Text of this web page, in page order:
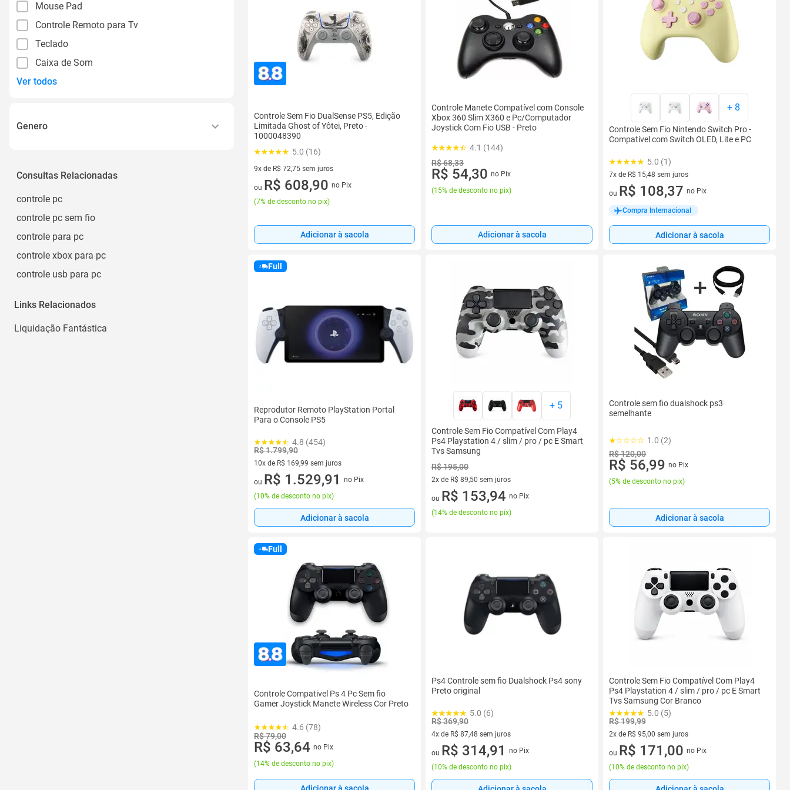
Mouse Pad
Controle Remoto para Tv
Teclado
Caixa de Som
Ver todos
Genero
Consultas Relacionadas
controle pc
controle pc sem fio
controle para pc
controle xbox para pc
controle usb para pc
Links Relacionados
Liquidação Fantástica
Controle Sem Fio DualSense PS5, Edição
Limitada Ghost of Yôtei, Preto -
1000048390
5.0 (16)
9x de R$ 72,75 sem juros
9 vez de R$ 72,75 sem juros
ou R$ 608,90 no Pix
(7% de desconto no pix)
Adicionar à sacola
Controle Manete Compatível com Console
Xbox 360 Slim X360 e Pc/Computador
Joystick Com Fio USB - Preto
4.1 (144)
R$ 68,33
R$ 54,30 no Pix
(15% de desconto no pix)
Adicionar à sacola
+ 8
Controle Sem Fio Nintendo Switch Pro -
Compatível com Switch OLED, Lite e PC
5.0 (1)
7x de R$ 15,48 sem juros
7 vez de R$ 15,48 sem juros
ou R$ 108,37 no Pix
Compra Internacional
Adicionar à sacola
Full
Reprodutor Remoto PlayStation Portal
Para o Console PS5
4.8 (454)
R$ 1.799,90
10x de R$ 169,99 sem juros
10 vez de R$ 169,99 sem juros
ou R$ 1.529,91
no Pix
(10% de desconto no pix)
Adicionar à sacola
+ 5
Controle Sem Fio Compatível Com Play4
Ps4 Playstation 4 / slim / pro / pc E Smart
Tvs Samsung
R$ 195,00
2x de R$ 89,50 sem juros
2 vez de R$ 89,50 sem juros
ou R$ 153,94 no Pix
(14% de desconto no pix)
Controle sem fio dualshock ps3
semelhante
1.0 (2)
R$ 120,00
R$ 56,99 no Pix
(5% de desconto no pix)
Adicionar à sacola
Full
Controle Compativel Ps 4 Pc Sem fio
Gamer Joystick Manete Wireless Cor Preto
4.6 (78)
R$ 79,00
R$ 63,64 no Pix
(14% de desconto no pix)
Ps4 Controle sem fio Dualshock Ps4 sony
Preto original
5.0 (6)
R$ 369,90
4x de R$ 87,48 sem juros
4 vez de R$ 87,48 sem juros
ou R$ 314,91
no Pix
(10% de desconto no pix)
Controle Sem Fio Compatível Com Play4
Ps4 Playstation 4 / slim / pro / pc E Smart
Tvs Samsung Cor Branco
5.0 (5)
R$ 199,99
2x de R$ 95,00 sem juros
2 vez de R$ 95,00 sem juros
ou R$ 171,00 no Pix
(10% de desconto no pix)